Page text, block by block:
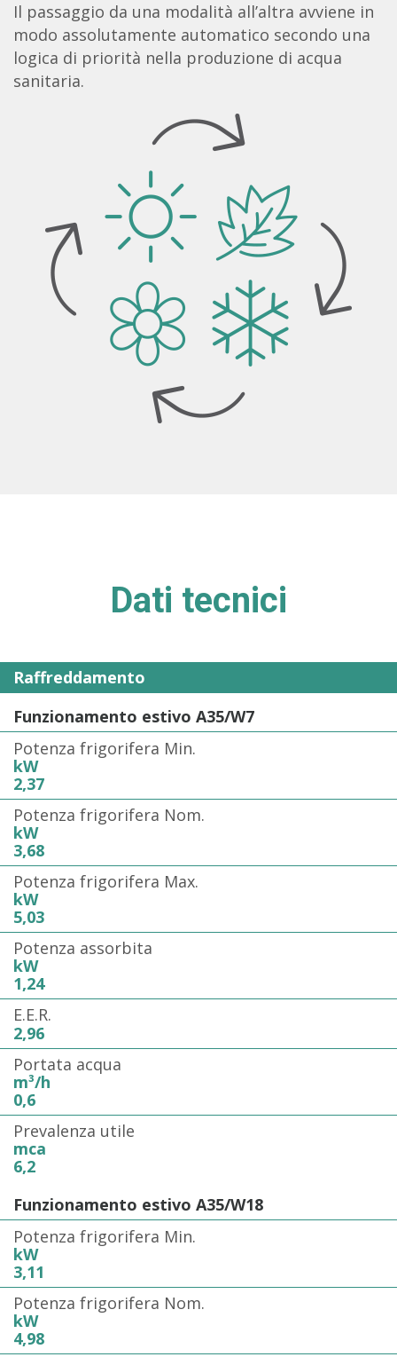
Il passaggio da una modalità all’altra avviene in
modo assolutamente automatico secondo una
logica di priorità nella produzione di acqua
sanitaria.
Dati tecnici
Raffreddamento
Funzionamento estivo A35/W7
Potenza frigorifera Min.
kW
2,37
Potenza frigorifera Nom.
kW
3,68
Potenza frigorifera Max.
kW
5,03
Potenza assorbita
kW
1,24
E.E.R.
2,96
Portata acqua
m³/h
0,6
Prevalenza utile
mca
6,2
Funzionamento estivo A35/W18
Potenza frigorifera Min.
kW
3,11
Potenza frigorifera Nom.
kW
4,98